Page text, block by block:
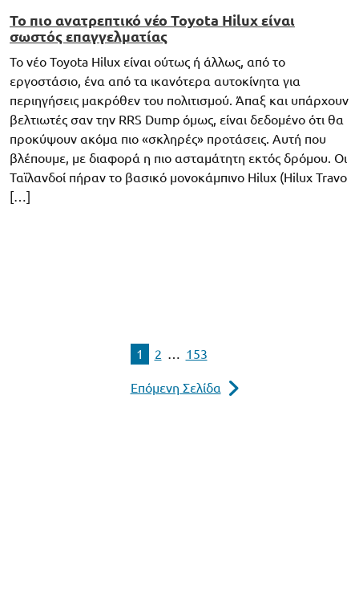
Το πιο ανατρεπτικό νέο Toyota Hilux είναι
σωστός επαγγελματίας
Το νέο Toyota Hilux είναι ούτως ή άλλως, από το
εργοστάσιο, ένα από τα ικανότερα αυτοκίνητα για
περιηγήσεις μακρόθεν του πολιτισμού. Άπαξ και υπάρχουν
βελτιωτές σαν την RRS Dump όμως, είναι δεδομένο ότι θα
προκύψουν ακόμα πιο «σκληρές» προτάσεις. Αυτή που
βλέπουμε, με διαφορά η πιο ασταμάτητη εκτός δρόμου. Οι
Ταϊλανδοί πήραν το βασικό μονοκάμπινο Hilux (Hilux Travo
[…]
1 2 153
Επόμενη Σελίδα